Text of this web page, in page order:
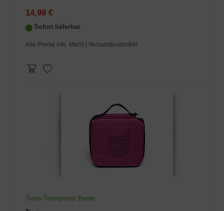
14,99 €
Sofort lieferbar
Alle Preise inkl. MwSt | Versandkostenfrei
Tonie-Transporter Beere